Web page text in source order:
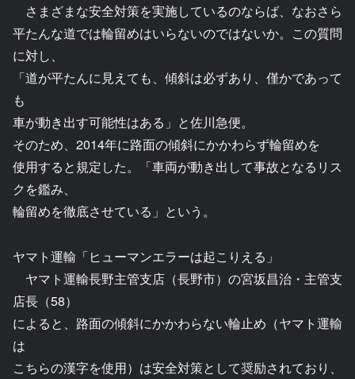
さまざまな安全対策を実施しているのならば、なおさら
平たんな道では輪留めはいらないのではないか。この質問
に対し、
「道が平たんに見えても、傾斜は必ずあり、僅かであって
も
車が動き出す可能性はある」と佐川急便。
そのため、2014年に路面の傾斜にかかわらず輪留めを
使用すると規定した。「車両が動き出して事故となるリス
クを鑑み、
輪留めを徹底させている」という。
ヤマト運輸「ヒューマンエラーは起こりえる」
ヤマト運輸長野主管支店（長野市）の宮坂昌治・主管支
店長（58）
によると、路面の傾斜にかかわらない輪止め（ヤマト運輸
は
こちらの漢字を使用）は安全対策として奨励されており、